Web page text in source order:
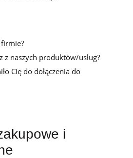
z naszych produktów/usług?
Cię do dołączenia do
i